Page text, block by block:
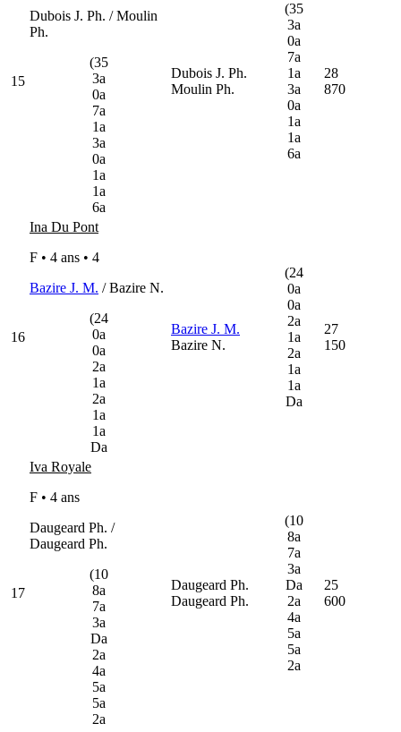
15
Dubois J. Ph. / Moulin
Ph.
(35
3a
0a
7a
1a
3a
0a
1a
1a
6a
Dubois J. Ph.
Moulin Ph.
(35
3a
0a
7a
1a
3a
0a
1a
1a
6a
28
870
16
Ina Du Pont
F • 4 ans • 4
Bazire J. M. / Bazire N.
(24
0a
0a
2a
1a
2a
1a
1a
Da
Bazire J. M.
Bazire N.
(24
0a
0a
2a
1a
2a
1a
1a
Da
27
150
17
Iva Royale
F • 4 ans
Daugeard Ph. /
Daugeard Ph.
(10
8a
7a
3a
Da
2a
4a
5a
5a
2a
Daugeard Ph.
Daugeard Ph.
(10
8a
7a
3a
Da
2a
4a
5a
5a
2a
25
600